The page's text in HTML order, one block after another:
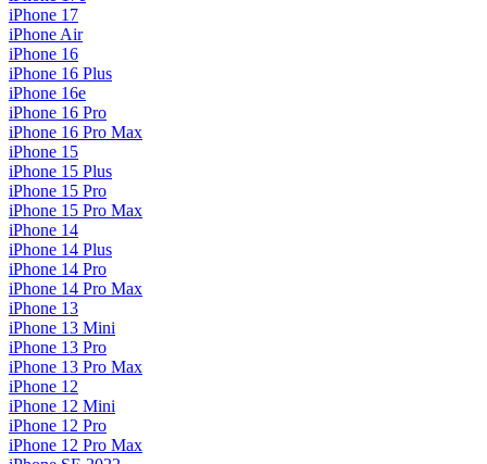
iPhone 17
iPhone Air
iPhone 16
iPhone 16 Plus
iPhone 16e
iPhone 16 Pro
iPhone 16 Pro Max
iPhone 15
iPhone 15 Plus
iPhone 15 Pro
iPhone 15 Pro Max
iPhone 14
iPhone 14 Plus
iPhone 14 Pro
iPhone 14 Pro Max
iPhone 13
iPhone 13 Mini
iPhone 13 Pro
iPhone 13 Pro Max
iPhone 12
iPhone 12 Mini
iPhone 12 Pro
iPhone 12 Pro Max